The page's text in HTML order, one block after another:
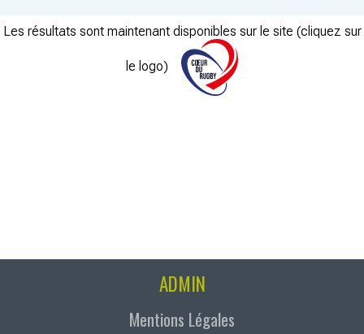
Les résultats sont maintenant disponibles sur le site (cliquez sur
le logo)
ADMIN
Mentions Légales